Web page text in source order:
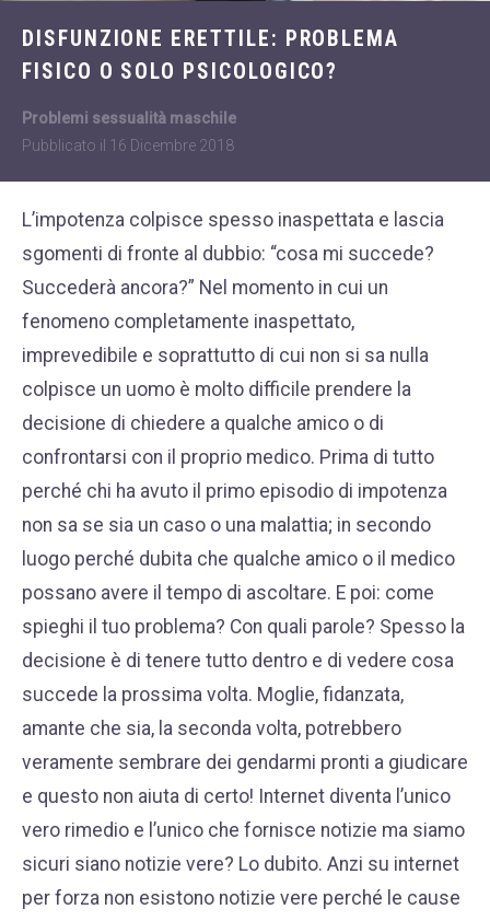
+39 389 2681259
Dietologia
Disturbi dell'età
femminile
News
Problemi sessualità
maschile
Trattamenti estetici
viso e corpo
Trattamenti per il
corpo
Trattamenti per mani,
viso, décolleté
DISFUNZIONE ERETTILE: PROBLEMA
FISICO O SOLO PSICOLOGICO?
Problemi sessualità maschile
Pubblicato il 16 Dicembre 2018
L’impotenza colpisce spesso inaspettata e lascia
sgomenti di fronte al dubbio: “cosa mi succede?
Succederà ancora?” Nel momento in cui un
fenomeno completamente inaspettato,
imprevedibile e soprattutto di cui non si sa nulla
colpisce un uomo è molto difficile prendere la
decisione di chiedere a qualche amico o di
confrontarsi con il proprio medico. Prima di tutto
perché chi ha avuto il primo episodio di impotenza
non sa se sia un caso o una malattia; in secondo
luogo perché dubita che qualche amico o il medico
possano avere il tempo di ascoltare. E poi: come
spieghi il tuo problema? Con quali parole? Spesso la
decisione è di tenere tutto dentro e di vedere cosa
succede la prossima volta. Moglie, fidanzata,
amante che sia, la seconda volta, potrebbero
veramente sembrare dei gendarmi pronti a giudicare
e questo non aiuta di certo! Internet diventa l’unico
vero rimedio e l’unico che fornisce notizie ma siamo
sicuri siano notizie vere? Lo dubito. Anzi su internet
per forza non esistono notizie vere perché le cause